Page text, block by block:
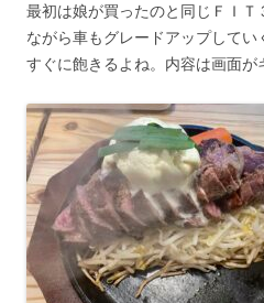
最初は娘が買ったのと同じＦＩ
ながら車もグレードアップしてい
すぐに飽きるよね。内容は画面が